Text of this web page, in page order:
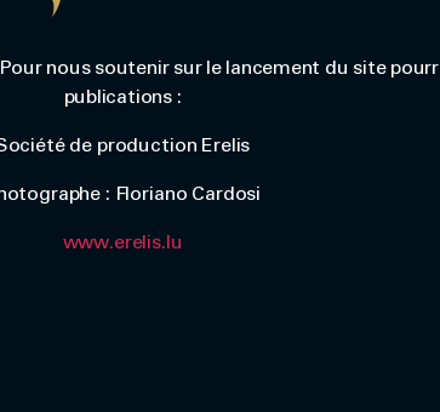
nous soutenir sur le lancement du site
publications :
de production Erelis
: Floriano Cardosi
www.erelis.lu